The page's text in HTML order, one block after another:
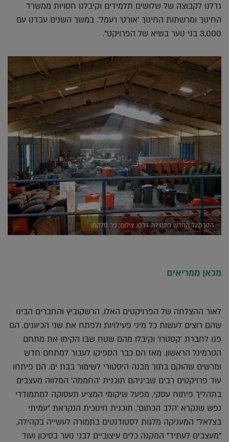
גדלנו לקבוצה של שלושים תלמידים וקיבלנו חסויות ממשרד
החינוך ומרשתות החינוך 'אורט' ו'עמל'. במשך השנים עבדנו עם
3,000 בני נוער בשיא של הפרויקט".
הטרמינל החדש בתחילת דרכו. צילום: ניר סלקמן
מכאן ממריאים
לאור ההצלחה של הפרויקטים האלו, הרשקוביץ והחברים הבינו
שהם רוצים לעשות כל מיני פעילויות ולפתח את שני הכיוונים. הם
פנו לחברת 'קסטרו' וקיבלו מהם שטח שבו הקימו את מתחם
הטרמינל הראשון. מאז הם כבר הספיקו לעבור למתחם חדש
ומרשים שהוקם בתוך מבנה היסטורי לשימור בבת ים. הם פיתחו
עוד פרויקטים רבים שביניהם תוכנית 'החממה' המלווה מעצבים
בתהליך פיתוח עסקי, מפעל שיקומי המציע תעסוקה למתמודדי
נפש שנקרא 'הלב הכתום', תוכנית חינוכית הנקראת "עמיתי
בצלאל" המעניקה מלגות לסטודנטים בתמורה לעשייה בקהילה,
"מעצבים לעתיד" המקנה כלים עיצוביים לבני נוער בסיכון ועוד